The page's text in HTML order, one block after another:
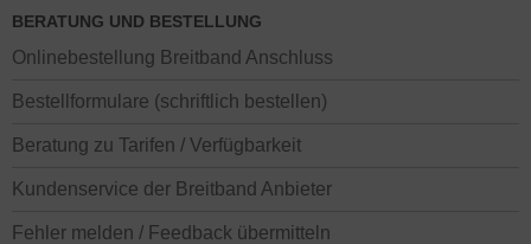
BERATUNG UND BESTELLUNG
Onlinebestellung Breitband Anschluss
Bestellformulare (schriftlich bestellen)
Beratung zu Tarifen / Verfügbarkeit
Kundenservice der Breitband Anbieter
Fehler melden / Feedback übermitteln